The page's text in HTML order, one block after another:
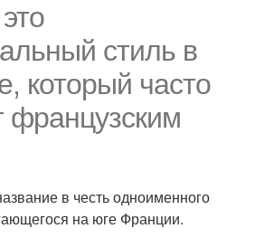
стиль в
который часто
французским
в честь одноименного
на юге Франции.